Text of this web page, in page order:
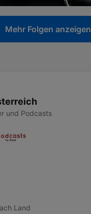
Mehr Folgen anzeigen
und Podcasts
Land